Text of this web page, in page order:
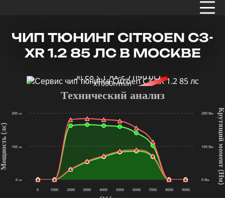
ЧИП ТЮНИНГ CITROEN C3-
XR 1.2 85 ЛС В МОСКВЕ
x1000r/min
(лс)
Технический анализ
0 1000 2000 3000 4000 5000 6000 7000 8000 9000
0 лс
100 лс
200 лс
0 Нм
100 Нм
200 Нм